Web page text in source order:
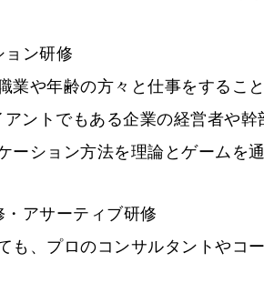
ョン研修
業や年齢の方々と仕事をすること
ントでもある企業の経営者や幹
ーション方法を理論とゲームを
・アサーティブ研修
も、プロのコンサルタントやコ